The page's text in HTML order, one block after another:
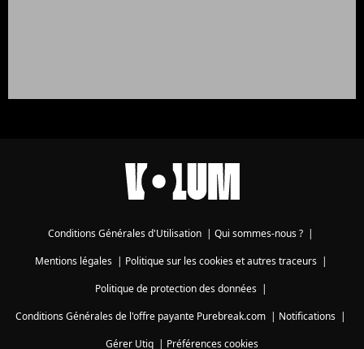
Conditions Générales d'Utilisation | Qui sommes-nous ? |
Mentions légales| Politique sur les cookies et autres traceurs|
Politique de protection des données|
Conditions Générales de l'offre payante Purebreak.com | Notifications |
Gérer Utiq | Préférences cookies